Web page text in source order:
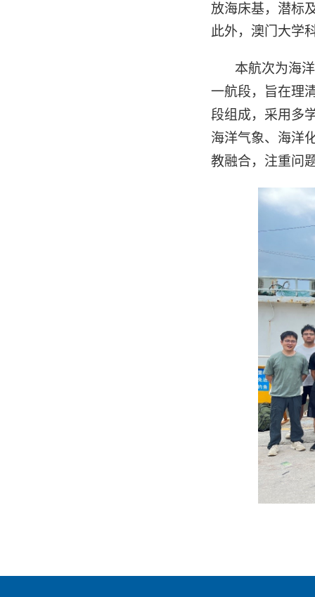
放海床基，潜标
此外，澳门大学
本航次为海
一航段，旨在理
段组成，采用多
海洋气象、海洋
教融合，注重问